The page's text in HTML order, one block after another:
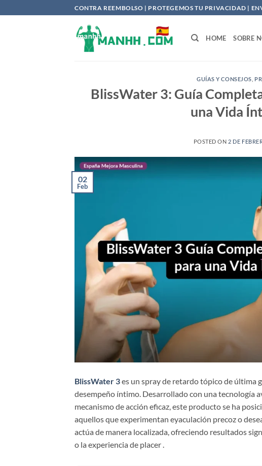
al
CONTRA REEMBOLSO | PROTEGEMOS TU PRIVACIDAD |
HOME SOBRE
GUÍAS Y CONSEJOS
BlissWater 3: Guía
una Vida
POSTED ON 2 DE
02
Feb
BlissWater 3es un spray de retardo tópico de última
desempeño íntimo. Desarrollado con una tecnología
mecanismo de acción eficaz, este producto se ha
aquellos que experimentan eyaculación precoz o
actúa de manera localizada, ofreciendo resultados
o la experiencia de placer .